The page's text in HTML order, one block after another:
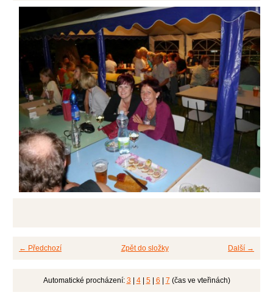
← Předchozí Další →
Zpět do složky
Automatické procházení: 3 | 4| 5| 6 | 7 (čas ve vteřinách)